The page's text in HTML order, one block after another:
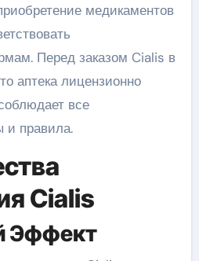
медикаментов
Перед заказом Cialis в
аптека лицензионно
все
и правила.
Cialis
Эффект